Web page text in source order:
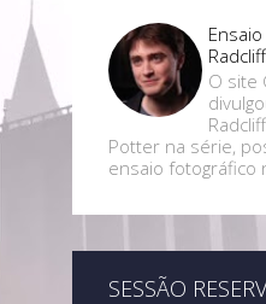
O site
Potter na série,
ensaio fotográfico
SESSÃO